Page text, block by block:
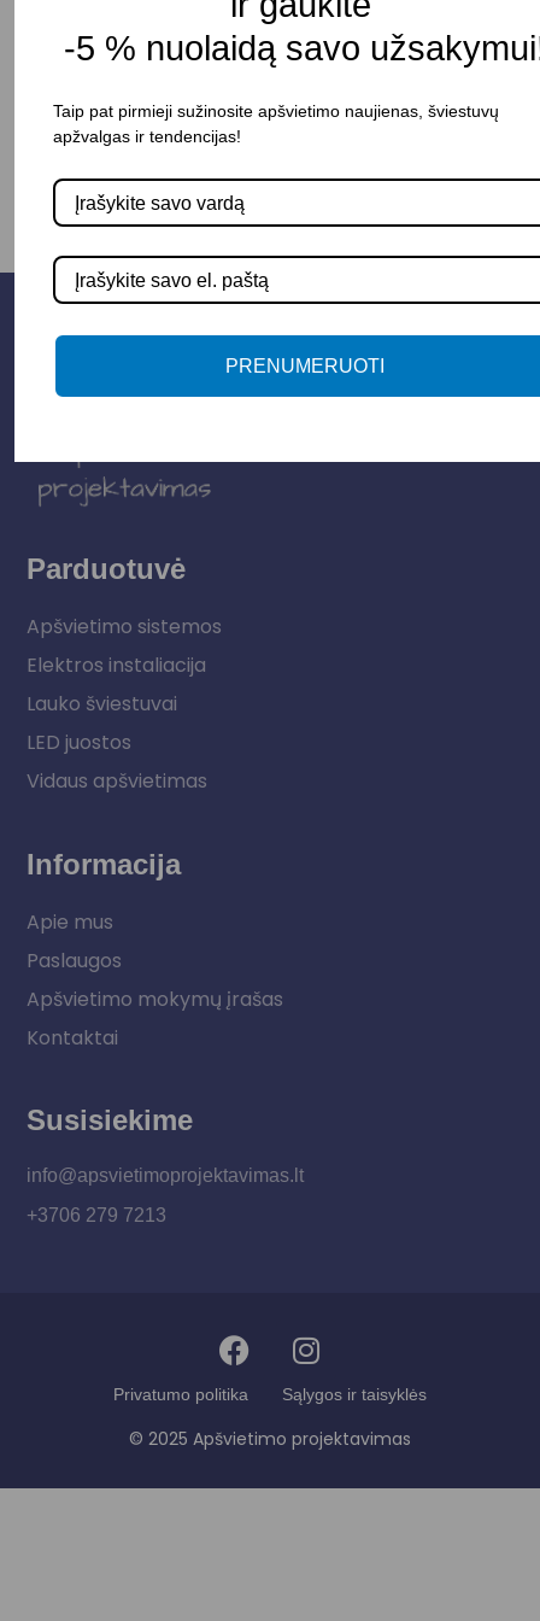
+ Į KREPŠELĮ
Parduotuvė
Apšvietimo sistemos
Elektros instaliacija
Lauko šviestuvai
LED juostos
Vidaus apšvietimas
Informacija
Apie mus
Paslaugos
Apšvietimo mokymų įrašas
Kontaktai
Susisiekime
info@apsvietimoprojektavimas.lt
+3706 279 7213
Privatumo politika Sąlygos ir taisyklės
© 2025 Apšvietimo projektavimas
-5 % nuolaidą savo
Taip pat pirmieji sužinosite apšvietimo naujienas, šviestuvų
apžvalgas ir tendencijas!
PRENUMERUOTI